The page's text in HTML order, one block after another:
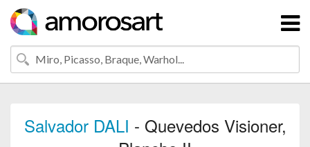
Salvador DALI - Quevedos Visioner,